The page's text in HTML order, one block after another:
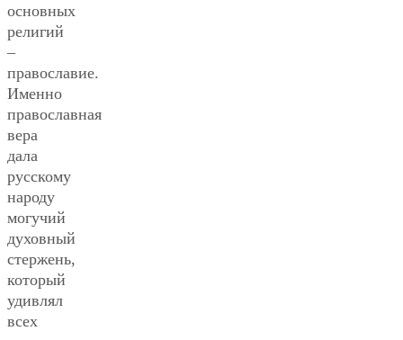
основных
религий
–
православие.
Именно
православная
вера
дала
русскому
народу
могучий
духовный
стержень,
который
удивлял
всех